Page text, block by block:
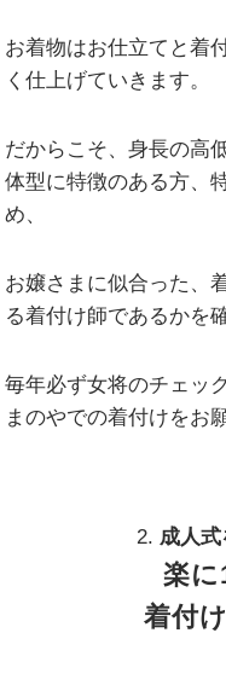
お着物はお仕立てと着
く仕上げていきます。
だからこそ、身長の高
体型に特徴のある方、
め、
お嬢さまに似合った、
る着付け師であるかを
毎年必ず女将のチェッ
まのやでの着付けをお
2. 成人
楽に
着付